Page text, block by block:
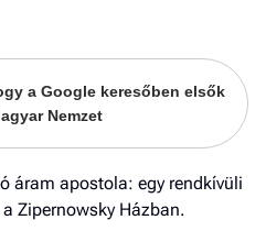
a Google keresőben elsők
Nemzet
áram apostola: egy rendkívüli
Zipernowsky Házban.